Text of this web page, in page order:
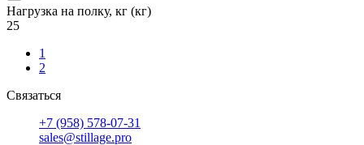
Нагрузка на полку, кг (кг)
25
1
2
Связаться
+7 (958) 578-07-31
sales@stillage.pro